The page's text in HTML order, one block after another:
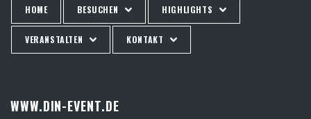
HOME BESUCHEN HIGHLIGHTS
VERANSTALTEN KONTAKT
WWW.DIN-EVENT.DE